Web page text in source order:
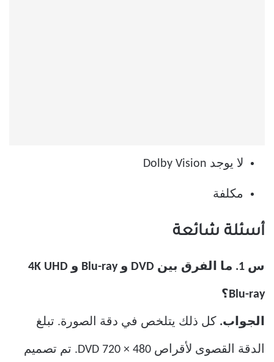
لا يوجد Dolby Vision
مكلفة
أسئلة شائعة
س 1. ما الفرق بين DVD و Blu-ray و 4K UHD
Blu-ray؟
الجواب. كل ذلك يتلخص في دقة الصورة. تبلغ
الدقة القصوى لأقراص DVD 720 × 480. تم تصميم